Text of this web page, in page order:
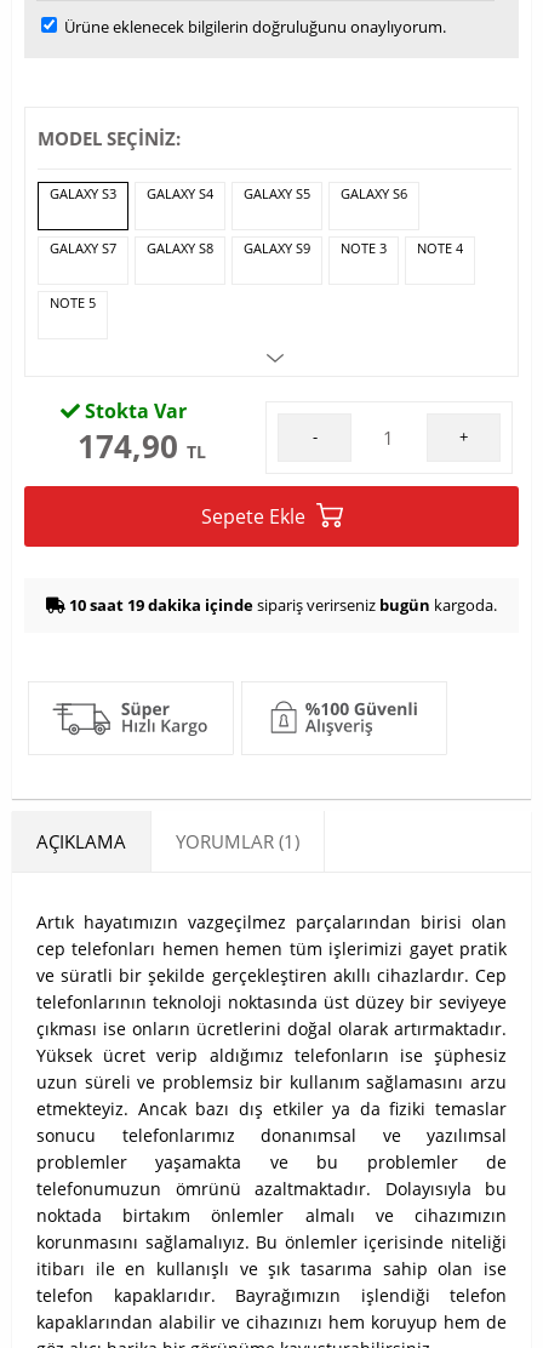
Ürüne eklenecek bilgilerin doğruluğunu onaylıyorum.
MODEL SEÇİNİZ:
GALAXY S3 GALAXY S4 GALAXY S5 GALAXY S6
GALAXY S7 GALAXY S8 GALAXY S9 NOTE 3 NOTE 4
NOTE 5
Stokta Var
174,90 TL
- +
Sepete Ekle
10 saat 19 dakika içindesipariş verirseniz bugün kargoda.
AÇIKLAMA YORUMLAR (1)
Artık hayatımızın vazgeçilmez parçalarından birisi olan
cep telefonları hemen hemen tüm işlerimizi gayet pratik
ve süratli bir şekilde gerçekleştiren akıllı cihazlardır. Cep
telefonlarının teknoloji noktasında üst düzey bir seviyeye
çıkması ise onların ücretlerini doğal olarak artırmaktadır.
Yüksek ücret verip aldığımız telefonların ise şüphesiz
uzun süreli ve problemsiz bir kullanım sağlamasını arzu
etmekteyiz. Ancak bazı dış etkiler ya da fiziki temaslar
sonucu telefonlarımız donanımsal ve yazılımsal
problemler yaşamakta ve bu problemler de
telefonumuzun ömrünü azaltmaktadır. Dolayısıyla bu
noktada birtakım önlemler almalı ve cihazımızın
korunmasını sağlamalıyız. Bu önlemler içerisinde niteliği
itibarı ile en kullanışlı ve şık tasarıma sahip olan ise
telefon kapaklarıdır. Bayrağımızın işlendiği telefon
kapaklarından alabilir ve cihazınızı hem koruyup hem de